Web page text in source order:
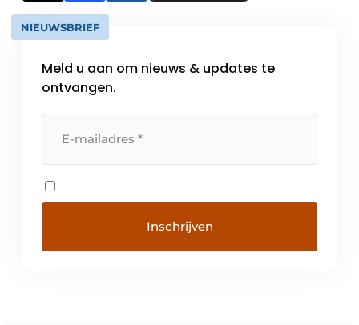
NIEUWSBRIEF
Meld u aan om nieuws & updates te
ontvangen.